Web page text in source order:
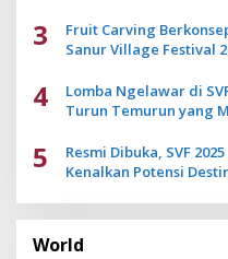
3
Fruit Carving
Sanur Village Festival
4
Lomba Ngelawar di
Turun Temurun yang
5
Resmi Dibuka, SVF
Kenalkan Potensi
World